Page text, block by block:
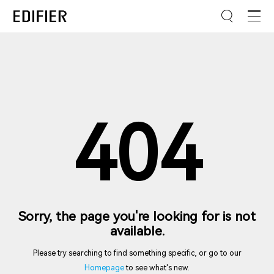
404
Sorry, the page you're looking for is not
available.
Please try searching to find something specific, or go to our
Homepageto see what's new.